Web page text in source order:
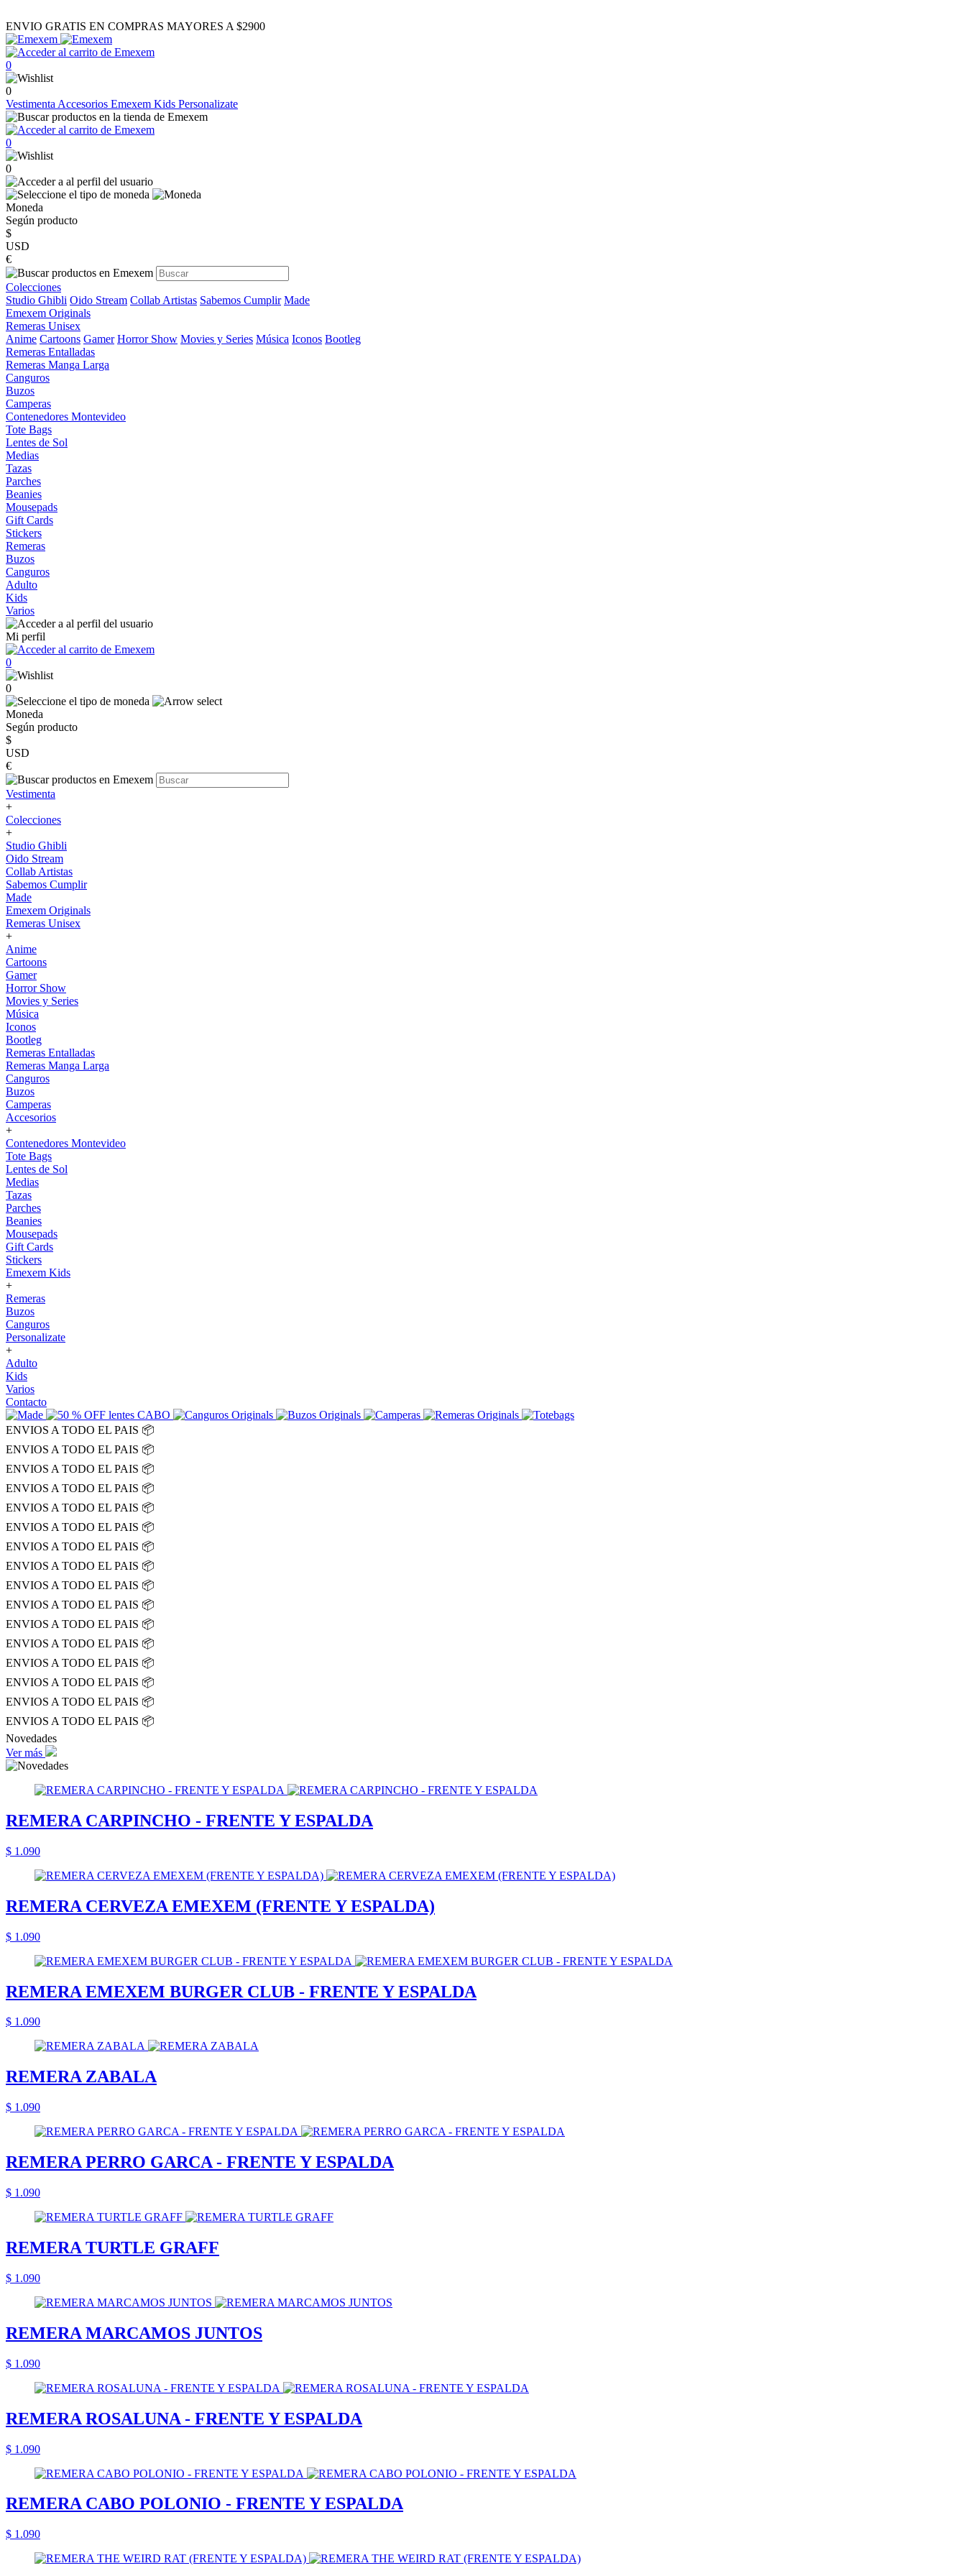
ENVIO GRATIS EN COMPRAS MAYORES A $2900
0
0
Vestimenta Accesorios Emexem Kids Personalizate
0
0
Moneda
Según producto
$
USD
€
Colecciones
Studio Ghibli Oido Stream Collab Artistas Sabemos Cumplir Made
Emexem Originals
Remeras Unisex
Anime Cartoons Gamer Horror Show Movies y Series Música Iconos Bootleg
Remeras Entalladas
Remeras Manga Larga
Canguros
Buzos
Camperas
Contenedores Montevideo
Tote Bags
Lentes de Sol
Medias
Tazas
Parches
Beanies
Mousepads
Gift Cards
Stickers
Remeras
Buzos
Canguros
Adulto
Kids
Varios
Mi perfil
0
0
Moneda
Según producto
$
USD
€
Vestimenta
+
Colecciones
+
Studio Ghibli
Oido Stream
Collab Artistas
Sabemos Cumplir
Made
Emexem Originals
Remeras Unisex
+
Anime
Cartoons
Gamer
Horror Show
Movies y Series
Música
Iconos
Bootleg
Remeras Entalladas
Remeras Manga Larga
Canguros
Buzos
Camperas
Accesorios
+
Contenedores Montevideo
Tote Bags
Lentes de Sol
Medias
Tazas
Parches
Beanies
Mousepads
Gift Cards
Stickers
Emexem Kids
+
Remeras
Buzos
Canguros
Personalizate
+
Adulto
Kids
Varios
Contacto
ENVIOS A TODO EL PAIS 📦
ENVIOS A TODO EL PAIS 📦
ENVIOS A TODO EL PAIS 📦
ENVIOS A TODO EL PAIS 📦
ENVIOS A TODO EL PAIS 📦
ENVIOS A TODO EL PAIS 📦
ENVIOS A TODO EL PAIS 📦
ENVIOS A TODO EL PAIS 📦
ENVIOS A TODO EL PAIS 📦
ENVIOS A TODO EL PAIS 📦
ENVIOS A TODO EL PAIS 📦
ENVIOS A TODO EL PAIS 📦
ENVIOS A TODO EL PAIS 📦
ENVIOS A TODO EL PAIS 📦
ENVIOS A TODO EL PAIS 📦
ENVIOS A TODO EL PAIS 📦
Novedades
Ver más
REMERA CARPINCHO - FRENTE Y ESPALDA
$ 1.090
REMERA CERVEZA EMEXEM (FRENTE Y ESPALDA)
$ 1.090
REMERA EMEXEM BURGER CLUB - FRENTE Y ESPALDA
$ 1.090
REMERA ZABALA
$ 1.090
REMERA PERRO GARCA - FRENTE Y ESPALDA
$ 1.090
REMERA TURTLE GRAFF
$ 1.090
REMERA MARCAMOS JUNTOS
$ 1.090
REMERA ROSALUNA - FRENTE Y ESPALDA
$ 1.090
REMERA CABO POLONIO - FRENTE Y ESPALDA
$ 1.090